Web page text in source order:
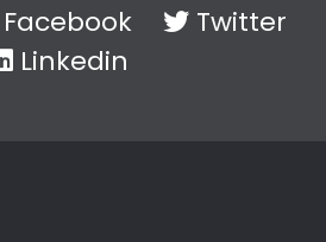
Twitter
Linkedin